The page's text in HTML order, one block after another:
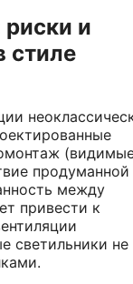
и
стиле
продуманной
между
привести к
светильники не